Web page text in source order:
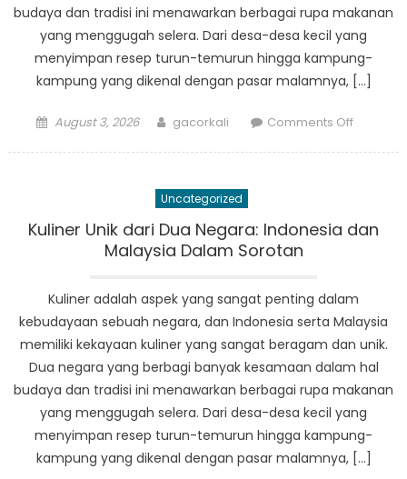
budaya dan tradisi ini menawarkan berbagai rupa makanan
yang menggugah selera. Dari desa-desa kecil yang
menyimpan resep turun-temurun hingga kampung-
kampung yang dikenal dengan pasar malamnya, […]
Posted
August 3, 2026 Author
gacorkali Comments Offon
Negara:
Dalam
Sorotan
Uncategorized
Kuliner Unik dari Dua Negara: Indonesia dan
Malaysia Dalam Sorotan
Kuliner adalah aspek yang sangat penting dalam
kebudayaan sebuah negara, dan Indonesia serta Malaysia
memiliki kekayaan kuliner yang sangat beragam dan unik.
Dua negara yang berbagi banyak kesamaan dalam hal
budaya dan tradisi ini menawarkan berbagai rupa makanan
yang menggugah selera. Dari desa-desa kecil yang
menyimpan resep turun-temurun hingga kampung-
kampung yang dikenal dengan pasar malamnya, […]